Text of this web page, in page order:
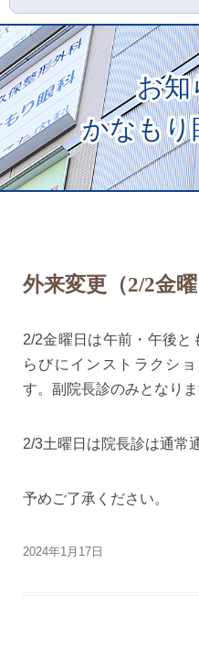
お知
かなもり
外来変更（2/2金
2/2金曜日は午前・午後
らびにインストラクシ
す。副院長診のみとなりま
2/3土曜日は院長診は通常
予めご了承ください。
2024年1月17日